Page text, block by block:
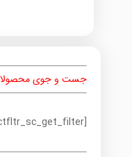
جست و جوی
[prdctfltr_sc_get_filter]